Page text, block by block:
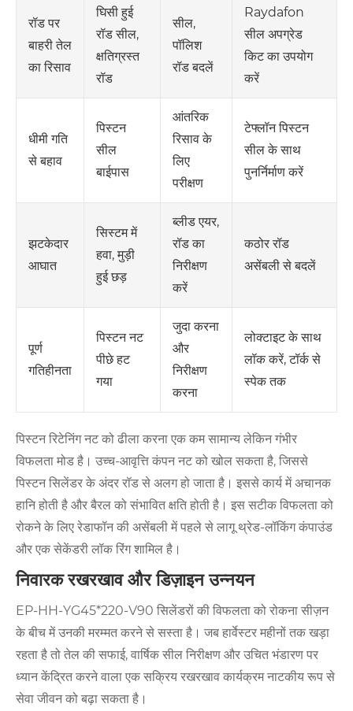
रॉड पर
बाहरी तेल
का रिसाव
घिसी हुई
रॉड सील,
क्षतिग्रस्त
रॉड
सील,
पॉलिश
रॉड बदलें
Raydafon
सील अपग्रेड
किट का उपयोग
करें
धीमी गति
से बहाव
पिस्टन
सील
बाईपास
आंतरिक
रिसाव के
लिए
परीक्षण
टेफ्लॉन पिस्टन
सील के साथ
पुनर्निर्माण करें
झटकेदार
आघात
सिस्टम में
हवा, मुड़ी
हुई छड़
ब्लीड एयर,
रॉड का
निरीक्षण
करें
कठोर रॉड
असेंबली से बदलें
पूर्ण
गतिहीनता
पिस्टन नट
पीछे हट
गया
जुदा करना
और
निरीक्षण
करना
लोक्टाइट के साथ
लॉक करें, टॉर्क से
स्पेक तक
पिस्टन रिटेनिंग नट को ढीला करना एक कम सामान्य लेकिन गंभीर
विफलता मोड है। उच्च-आवृत्ति कंपन नट को खोल सकता है, जिससे
पिस्टन सिलेंडर के अंदर रॉड से अलग हो जाता है। इससे कार्य में अचानक
हानि होती है और बैरल को संभावित क्षति होती है। इस सटीक विफलता को
रोकने के लिए रेडाफॉन की असेंबली में पहले से लागू थ्रेड-लॉकिंग कंपाउंड
और एक सेकेंडरी लॉक रिंग शामिल है।
निवारक रखरखाव और डिज़ाइन उन्नयन
EP-HH-YG45*220-V90 सिलेंडरों की विफलता को रोकना सीज़न
के बीच में उनकी मरम्मत करने से सस्ता है। जब हार्वेस्टर महीनों तक खड़ा
रहता है तो तेल की सफाई, वार्षिक सील निरीक्षण और उचित भंडारण पर
ध्यान केंद्रित करने वाला एक सक्रिय रखरखाव कार्यक्रम नाटकीय रूप से
सेवा जीवन को बढ़ा सकता है।